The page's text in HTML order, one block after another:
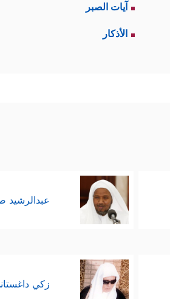
آيات الصبر
الأذكار
عبدالرشيد
زكي